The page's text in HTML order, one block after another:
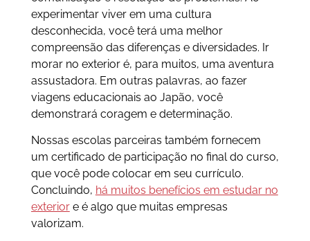
experimentar viver em uma cultura
desconhecida, você terá uma melhor
compreensão das diferenças e diversidades. Ir
morar no exterior é, para muitos, uma aventura
assustadora. Em outras palavras, ao fazer
viagens educacionais ao Japão, você
demonstrará coragem e determinação.
Nossas escolas parceiras também fornecem
um certificado de participação no final do curso,
que você pode colocar em seu currículo.
Concluindo, há muitos benefícios em estudar no
exteriore é algo que muitas empresas
valorizam.